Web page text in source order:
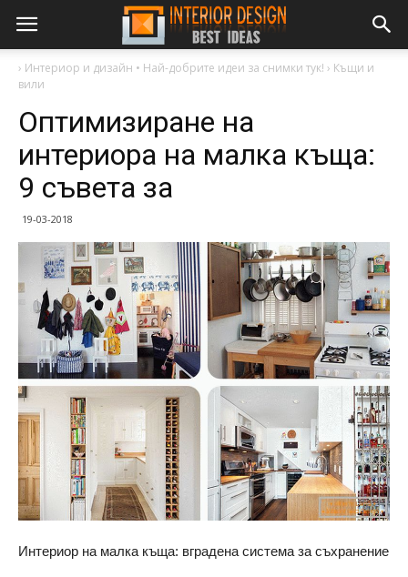
› Интериор и дизайн • Най-добрите идеи за снимки тук! › Къщи и
вили
Оптимизиране на
интериора на малка къща:
9 съвета за
19-03-2018
Интериор на малка къща: вградена система за съхранение